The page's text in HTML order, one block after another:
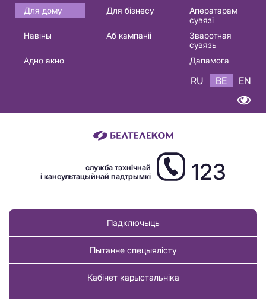
Основная
навигация
Для дому Для бізнесу
Аператарам
сувязі
Навіны
Аб кампаніі
Зваротная
сувязь
Адно акно
Дапамога
RU BE EN
служба тэхнічнай
і кансультацыйнай падтрымкі
123
Падключыць
Пытанне спецыялісту
Кабінет карыстальніка